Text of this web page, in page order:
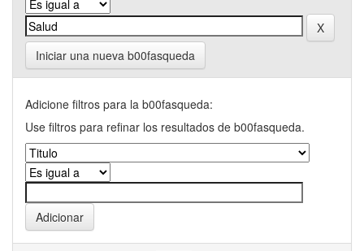
Iniciar una nueva b00fasqueda
Adicione filtros para la b00fasqueda:
Use filtros para refinar los resultados de b00fasqueda.